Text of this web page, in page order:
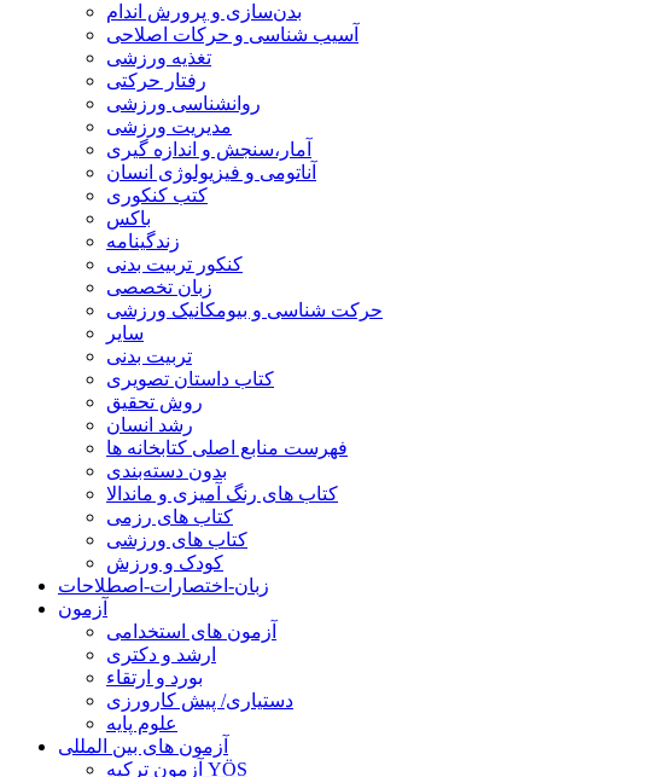
بدن‌سازی و پرورش اندام
آسیب شناسی و حرکات اصلاحی
تغذیه ورزشی
رفتار حرکتی
روانشناسی ورزشی
مدیریت ورزشی
آمار،سنجش و اندازه گیری
آناتومی و فیزیولوژی انسان
کتب کنکوری
باکس
زندگینامه
کنکور تربیت بدنی
زبان تخصصی
حرکت شناسی و بیومکانیک ورزشی
سایر
تربیت بدنی
کتاب داستان تصویری
روش تحقیق
رشد انسان
فهرست منابع اصلی کتابخانه ها
بدون دسته‌بندی
کتاب های رنگ آمیزی و ماندالا
کتاب های رزمی
کتاب های ورزشی
کودک و ورزش
زبان-اختصارات-اصطلاحات
آزمون
آزمون های استخدامی
ارشد و دکتری
بورد و ارتقاء
دستیاری/ پیش کارورزی
علوم پایه
آزمون های بین المللی
آزمون تركيه YÖS